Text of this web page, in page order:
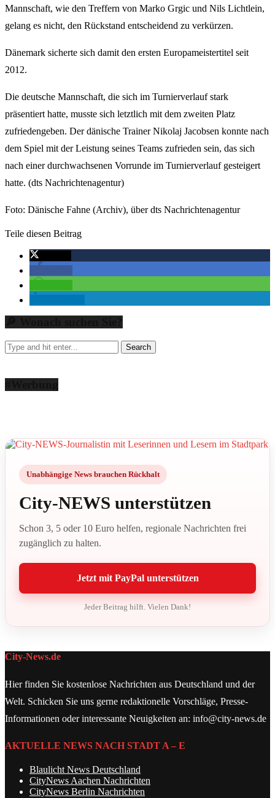
Mannschaft, wie den Treffern von Marko Grgic und Nils Lichtlein,
gelang es nicht, den Rückstand entscheidend zu verkürzen.
Dänemark sicherte sich damit den ersten Europameistertitel seit
2012.
Die deutsche Mannschaft, die sich im Turnierverlauf stark
präsentiert hatte, musste sich letztlich mit dem zweiten Platz
zufriedengeben. Der dänische Trainer Nikolaj Jacobsen konnte nach
dem Spiel mit der Leistung seines Teams zufrieden sein, das sich
nach einer durchwachsenen Vorrunde im Turnierverlauf gesteigert
hatte. (dts Nachrichtenagentur)
Foto: Dänische Fahne (Archiv), über dts Nachrichtenagentur
Teile diesen Beitrag
Unabhängige News brauchen Rückhalt
City-NEWS unterstützen
Schon 3, 5 oder 10 Euro helfen, regionale Nachrichten frei
zugänglich zu halten.
Jetzt mit PayPal unterstützen
Jeder Beitrag hilft. Vielen Dank!
City-News.de
Hier finden Sie kostenlose Nachrichten aus Deutschland und der
Welt. Schicken Sie uns gerne redaktionelle Vorschläge, Presse-
Informationen oder interessante Neuigkeiten an: info@city-news.de
AKTUELLE NEWS NACH STADT A – E
Blaulicht News Deutschland
CityNews Aachen Nachrichten
CityNews Berlin Nachrichten